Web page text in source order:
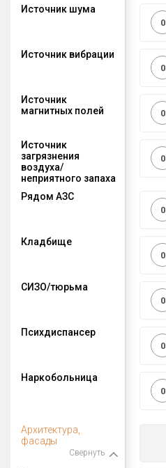
Источник шума
0
Источник вибрации
0
Источник
магнитных полей
0
Источник
загрязнения
воздуха/
неприятного запаха
0
Рядом АЗС
0
Кладбище
0
СИЗО/тюрьма
0
Психдиспансер
0
Наркобольница
0
Архитектура,
фасады
Свернуть